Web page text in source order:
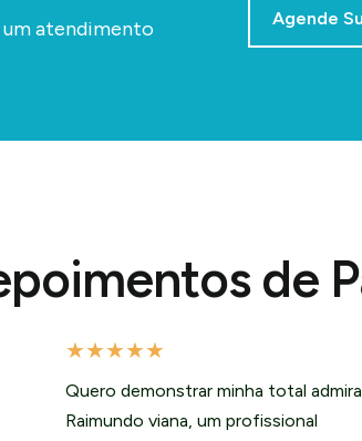
atendimento Agende
de
★★★★★
Quero demonstrar minha total
Raimundo viana, um profissional